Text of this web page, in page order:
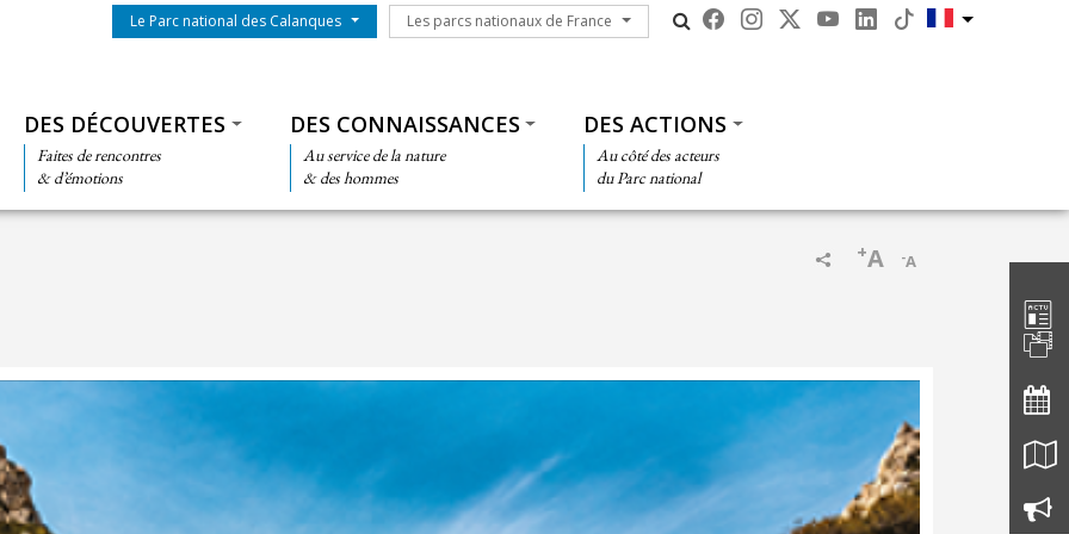
Menu du parc
Le Parc national des Calanques Les parcs nationaux de France
Les parcs nationaux de France
DES DÉCOUVERTES
Faites de rencontres
& d’émotions
DES CONNAISSANCES
Au service de la nature
& des hommes
DES ACTIONS
Au côté des acteurs
du Parc national
-A
+A